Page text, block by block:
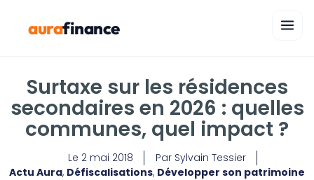
aurafinance
Surtaxe sur les résidences
secondaires en 2026 : quelles
communes, quel impact ?
Le 2 mai 2018 ParSylvain Tessier
Actu Aura, Défiscalisations, Développer son patrimoine